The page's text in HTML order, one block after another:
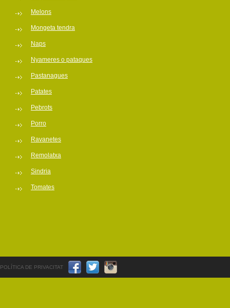
Melons
Mongeta tendra
Naps
Nyameres o pataques
Pastanagues
Patates
Pebrots
Porro
Ravanetes
Remolatxa
Sindria
Tomates
POLÍTICA DE PRIVACITAT